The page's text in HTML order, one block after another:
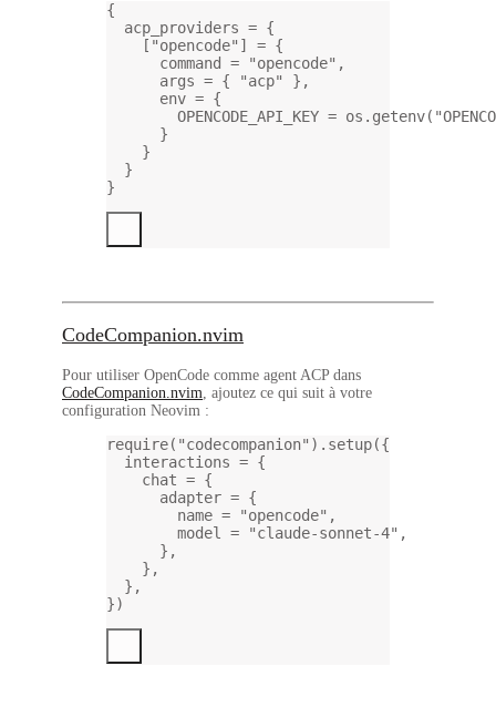
{
acp_providers = {
[ "opencode" ] = {
command = "opencode" ,
args = { "acp" },
env = {
OPENCODE_API_KEY = os.getenv(
}
}
}
}
CodeCompanion.nvim
Pour utiliser OpenCode comme agent ACP dans
CodeCompanion.nvim, ajoutez ce qui suit à votre
configuration Neovim :
require( "codecompanion" ). setup({
interactions = {
chat = {
adapter = {
name = "opencode" ,
model = "claude-sonnet-4" ,
},
},
},
})